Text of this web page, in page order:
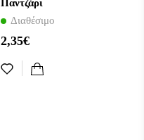
Παντζάρι
500ml
Διαθέσιμο
2,35€